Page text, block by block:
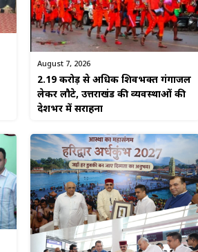
August 7, 2026
2.19 करोड़ से अधिक शिवभक्त गंगाजल
लेकर लौटे, उत्तराखंड की व्यवस्थाओं की
देशभर में सराहना